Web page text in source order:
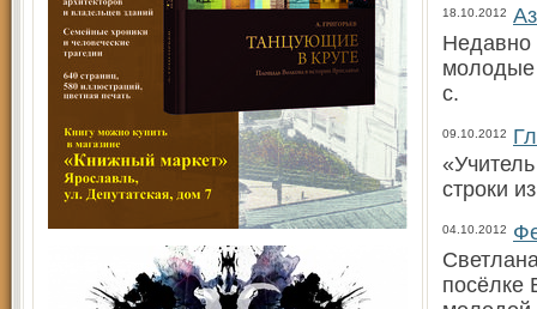
18.10.2012
Недавно
молодые
с.
09.10.2012
строки
04.10.2012
посёлке